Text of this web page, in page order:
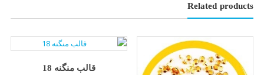
Related products
قالب منگنه 18